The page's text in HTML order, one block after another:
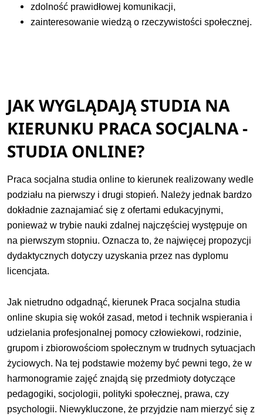
zdolność prawidłowej komunikacji,
zainteresowanie wiedzą o rzeczywistości społecznej.
JAK WYGLĄDAJĄ STUDIA NA
KIERUNKU PRACA SOCJALNA -
STUDIA ONLINE?
Praca socjalna studia online to kierunek realizowany wedle
podziału na pierwszy i drugi stopień. Należy jednak bardzo
dokładnie zaznajamiać się z ofertami edukacyjnymi,
ponieważ w trybie nauki zdalnej najczęściej występuje on
na pierwszym stopniu. Oznacza to, że najwięcej propozycji
dydaktycznych dotyczy uzyskania przez nas dyplomu
licencjata.
Jak nietrudno odgadnąć, kierunek Praca socjalna studia
online skupia się wokół zasad, metod i technik wspierania i
udzielania profesjonalnej pomocy człowiekowi, rodzinie,
grupom i zbiorowościom społecznym w trudnych sytuacjach
życiowych. Na tej podstawie możemy być pewni tego, że w
harmonogramie zajęć znajdą się przedmioty dotyczące
pedagogiki, socjologii, polityki społecznej, prawa, czy
psychologii. Niewykluczone, że przyjdzie nam mierzyć się z